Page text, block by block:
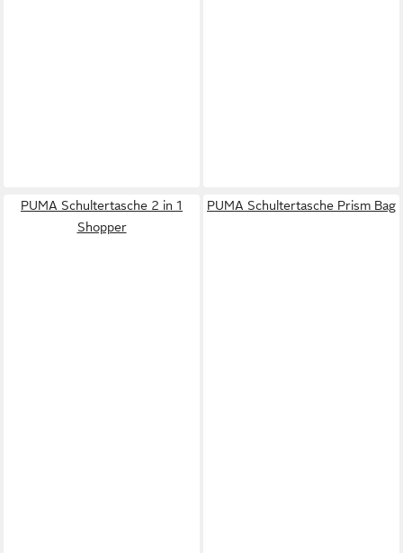
PUMA Schultertasche 2 in 1
Shopper
PUMA Schultertasche Prism Bag